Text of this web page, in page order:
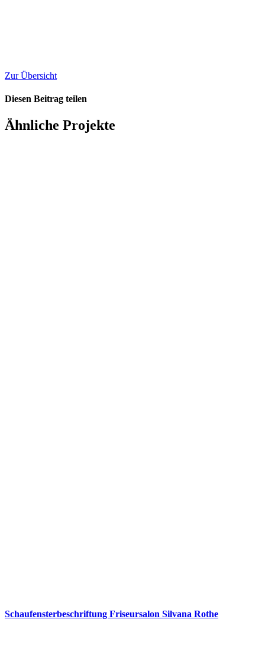
Zur Übersicht
Diesen Beitrag teilen
Facebook
X
LinkedIn
WhatsApp
E-
Mail
Ähnliche Projekte
Schaufensterbeschriftung Friseursalon Silvana Rothe